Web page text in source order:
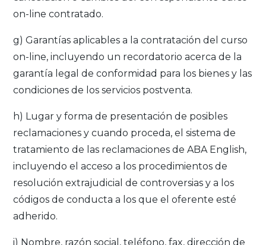
on-line contratado.
g) Garantías aplicables a la contratación del curso
on-line, incluyendo un recordatorio acerca de la
garantía legal de conformidad para los bienes y las
condiciones de los servicios postventa.
h) Lugar y forma de presentación de posibles
reclamaciones y cuando proceda, el sistema de
tratamiento de las reclamaciones de ABA English,
incluyendo el acceso a los procedimientos de
resolución extrajudicial de controversias y a los
códigos de conducta a los que el oferente esté
adherido.
i) Nombre, razón social, teléfono, fax, dirección de